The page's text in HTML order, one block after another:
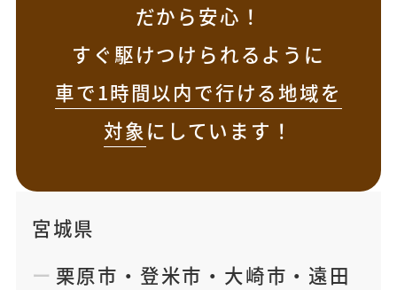
だから安心！
すぐ駆けつけられるように
車で1時間以内で行ける地域を
対象にしています！
宮城県
栗原市 ・ 登米市 ・ 大崎市 ・ 遠田